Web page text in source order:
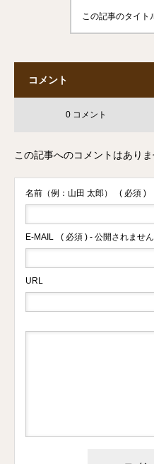
この記事のタイト
コメント
0 コメント
この記事へのコメントはありま
名前（例：山田 太郎） ( 必須 )
E-MAIL ( 必須 ) - 公開されませ
URL